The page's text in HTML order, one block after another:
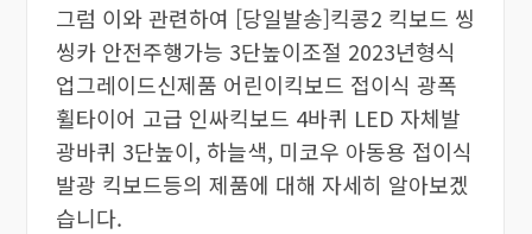
그럼 이와 관련하여 [당일발송]킥콩2 킥보드 씽
씽카 안전주행가능 3단높이조절 2023년형식
업그레이드신제품 어린이킥보드 접이식 광폭
휠타이어 고급 인싸킥보드 4바퀴 LED 자체발
광바퀴 3단높이, 하늘색, 미코우 아동용 접이식
발광 킥보드등의 제품에 대해 자세히 알아보겠
습니다.